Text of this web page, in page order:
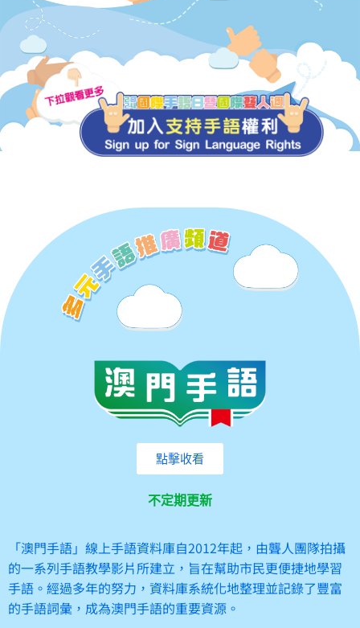
點擊收看
不定期更新
「澳門手語」線上手語資料庫自2012年起，由聾人團隊拍攝
的一系列手語教學影片所建立，旨在幫助市民更便捷地學習
手語。經過多年的努力，資料庫系統化地整理並記錄了豐富
的手語詞彙，成為澳門手語的重要資源。